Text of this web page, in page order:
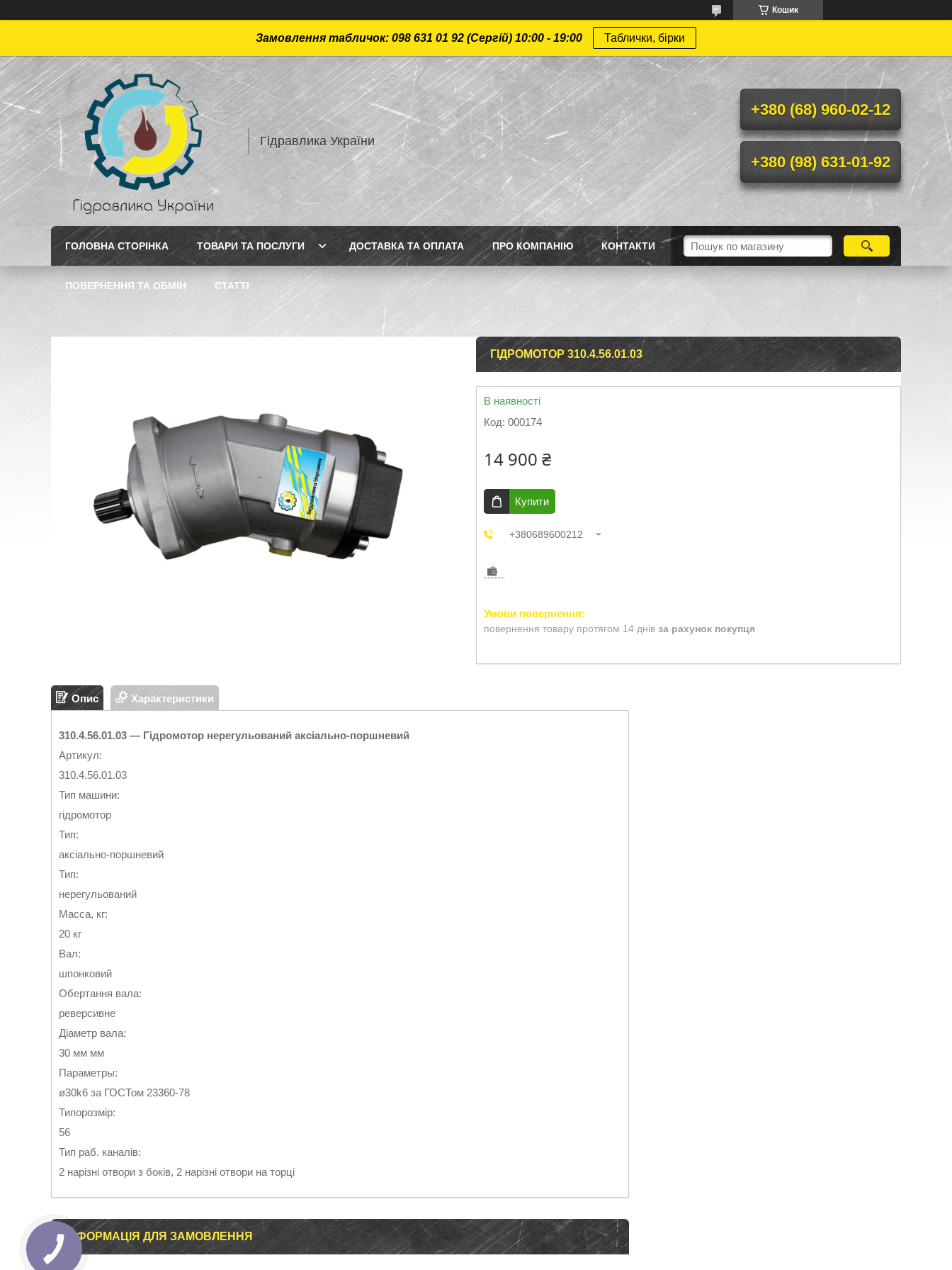
Кошик
Замовлення табличок: 098 631 01 92 (Сергій) 10:00 - 19:00 Таблички, бірки
Гідравлика України
+380 (68) 960-02-12
+380 (98) 631-01-92
ГОЛОВНА СТОРІНКА ТОВАРИ ТА ПОСЛУГИ ДОСТАВКА ТА ОПЛАТА ПРО КОМПАНІЮ КОНТАКТИ
ПОВЕРНЕННЯ ТА ОБМІН СТАТТI
ГІДРОМОТОР 310.4.56.01.03
В наявності
Код: 000174
14 900 ₴
Купити
+380689600212
повернення товару протягом 14 днів за рахунок покупця
Опис Характеристики
310.4.56.01.03 — Гідромотор нерегульований аксіально-поршневий
Артикул:
310.4.56.01.03
Тип машини:
гідромотор
Тип:
аксіально-поршневий
Тип:
нерегульований
Масса, кг:
20 кг
Вал:
шпонковий
Обертання вала:
реверсивне
Діаметр вала:
30 мм мм
Параметры:
ø30k6 за ГОСТом 23360-78
Типорозмір:
56
Тип раб. каналів:
2 нарізні отвори з боків, 2 нарізні отвори на торці
ІНФОРМАЦІЯ ДЛЯ ЗАМОВЛЕННЯ